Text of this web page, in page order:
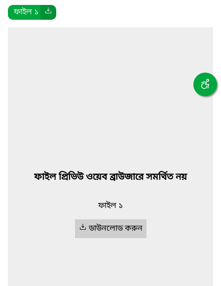
ফাইল ১
ফাইল প্রিভিউ ওয়েব ব্রাউজারে সমর্থিত নয়
ফাইল ১
ডাউনলোড করুন